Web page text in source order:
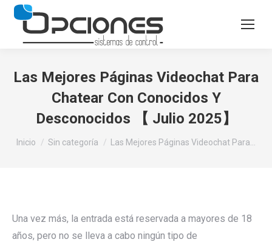
Las Mejores Páginas Videochat Para
Chatear Con Conocidos Y
Desconocidos 【 Julio 2025】
Estás aquí:
Inicio Sin categoría Las Mejores Páginas Videochat Para…
Una vez más, la entrada está reservada a mayores de 18
años, pero no se lleva a cabo ningún tipo de